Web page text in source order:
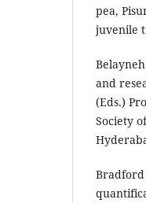
pea,
juvenile
and
(Eds.)
Society
Bradford